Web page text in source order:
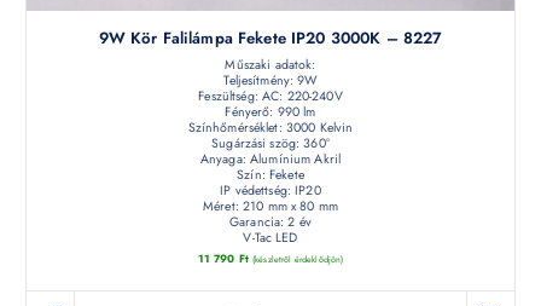
9W Kör Falilámpa Fekete IP20 3000K – 8227
Műszaki adatok:
Teljesítmény: 9W
Feszültség: AC: 220-240V
Fényerő: 990 lm
Színhőmérséklet: 3000 Kelvin
Sugárzási szög: 360°
Anyaga: Alumínium Akril
Szín: Fekete
IP védettség: IP20
Méret: 210 mm x 80 mm
Garancia: 2 év
V-Tac LED
11 790 Ft (készletről érdeklődjön)